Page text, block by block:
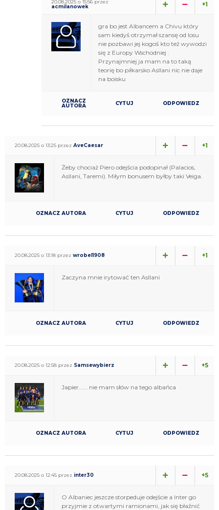
20.08.2025 o 15:56 przez
acmilanowek +1
gra bo jest Albancem a Chivu który
sam kiedyś otrzymał szansę od losu
nie pozbawi jej kogoś kto też wywodzi
się z Europy Wschodniej .
Przynajmniej ja mam na to taką
teorię bo piłkarsko Asllani nic nie daje
na boisku
OZNACZ
AUTORA CYTUJ ODPOWIEDZ
20.08.2025 o 13:25 przez AveCaesar +1
Żeby chociaż Piero odejścia podopinał (Palacios,
Asllani, Taremi). Miłym bonusem byłby taki Veiga.
OZNACZ AUTORA CYTUJ ODPOWIEDZ
20.08.2025 o 13:18 przez wrobel1908 +1
Zaczyna mnie irytować ten Asllani
OZNACZ AUTORA CYTUJ ODPOWIEDZ
20.08.2025 o 12:58 przez Samsewybierz +5
Japier...... nie mam słów na tego albańca
OZNACZ AUTORA CYTUJ ODPOWIEDZ
20.08.2025 o 12:45 przez inter30 +5
O Albaniec jeszcze storpeduje odejście a Inter go
przyjmie z otwartymi ramionami, jak się błaźnić